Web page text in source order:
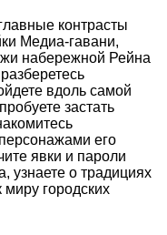
контрасты
Медиа-гавани,
набережной Рейна
вдоль самой
застать
его
явки и пароли
узнаете о традициях
миру городских